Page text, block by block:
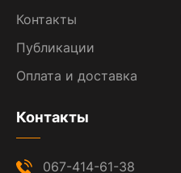
Контакты
Публикации
Оплата и доставка
Контакты
067-414-61-38